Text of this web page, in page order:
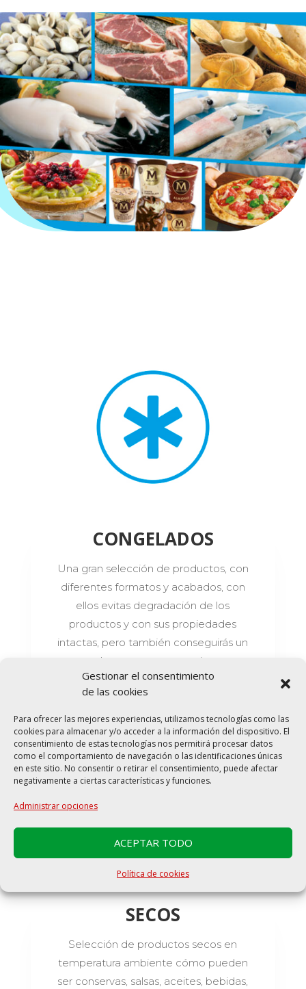
Gestionar el consentimiento
de las cookies
Para ofrecer las mejores experiencias, utilizamos tecnologías como las
cookies para almacenar y/o acceder a la información del dispositivo. El
consentimiento de estas tecnologías nos permitirá procesar datos
como el comportamiento de navegación o las identificaciones únicas
en este sitio. No consentir o retirar el consentimiento, puede afectar
negativamente a ciertas características y funciones.
Administrar opciones
ACEPTAR TODO
Política de cookies
CONGELADOS
Una gran selección de productos, con
diferentes formatos y acabados, con
ellos evitas degradación de los
productos y con sus propiedades
intactas, pero también conseguirás un
ahorro para tu negocio.
SECOS
Selección de productos secos en
temperatura ambiente cómo pueden
ser conservas, salsas, aceites, bebidas,